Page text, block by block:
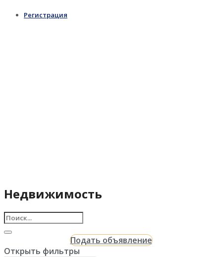
Регистрация
Недвижимость
Подать объявление
Открыть фильтры